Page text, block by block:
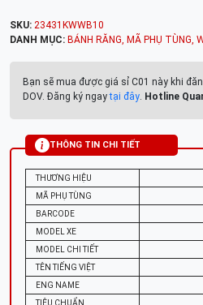
SKU: 23431KWWB10
DANH MỤC: BÁNH RĂNG, MÃ PHỤ TÙNG,
Bạn sẽ mua được giá sỉ C01 này khi
DOV. Đăng ký ngaytại đây. Hotline
THÔNG TIN CHI TIẾT
THƯƠNG HIỆU
MÃ PHỤ TÙNG
BARCODE
MODEL XE
MODEL CHI TIẾT
TÊN TIẾNG VIỆT
ENG NAME
TIÊU CHUẨN